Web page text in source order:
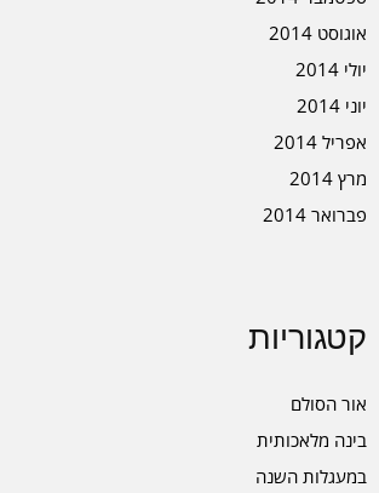
אוגוסט 2014
יולי 2014
יוני 2014
אפריל 2014
מרץ 2014
פברואר 2014
קטגוריות
אור הסולם
בינה מלאכותית
במעגלות השנה